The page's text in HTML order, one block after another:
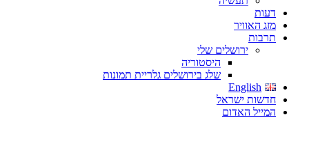
דעות
מזג האוויר
תרבות
ירושלים שלי
היסטוריה
שלג בירושלים גלריית תמונות
English
חדשות ישראל
המייל האדום